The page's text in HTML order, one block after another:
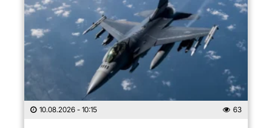
10.08.2026 - 10:15 63